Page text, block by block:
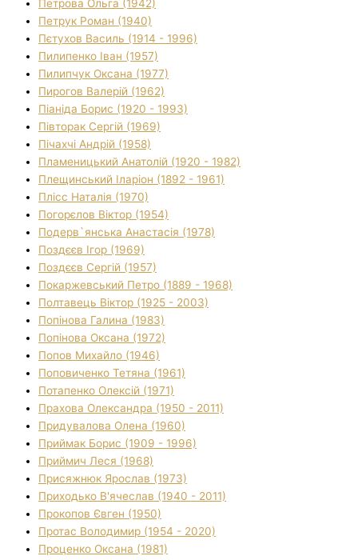
Петрова Ольга (1942)
Петрук Роман (1940)
Пєтухов Василь (1914 - 1996)
Пилипенко Іван (1957)
Пилипчук Оксана (1977)
Пирогов Валерій (1962)
Піаніда Борис (1920 - 1993)
Півторак Сергій (1969)
Пічахчі Андрій (1958)
Пламеницький Анатолій (1920 - 1982)
Плещинський Іларіон (1892 - 1961)
Плісс Наталія (1970)
Погорєлов Віктор (1954)
Подерв`янська Анастасія (1978)
Поздєєв Ігор (1969)
Поздєєв Сергій (1957)
Покаржевський Петро (1889 - 1968)
Полтавець Віктор (1925 - 2003)
Попінова Галина (1983)
Попінова Оксана (1972)
Попов Михайло (1946)
Поповиченко Тетяна (1961)
Потапенко Олексій (1971)
Прахова Олександра (1950 - 2011)
Придувалова Олена (1960)
Приймак Борис (1909 - 1996)
Приймич Леся (1968)
Присяжнюк Ярослав (1973)
Приходько В'ячеслав (1940 - 2011)
Прокопов Євген (1950)
Протас Володимир (1954 - 2020)
Проценко Оксана (1981)